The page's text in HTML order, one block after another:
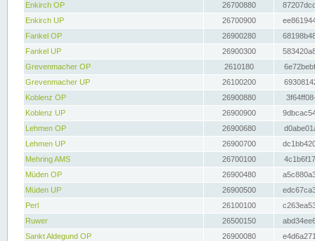
Enkirch OP
26700880
Enkirch UP
26700900
Fankel OP
26900280
Fankel UP
26900300
Grevenmacher OP
2610180
Grevenmacher UP
26100200
Koblenz OP
26900880
Koblenz UP
26900900
Lehmen OP
26900680
Lehmen UP
26900700
Mehring AMS
26700100
Müden OP
26900480
Müden UP
26900500
Perl
26100100
Ruwer
26500150
Sankt Aldegund OP
26900080